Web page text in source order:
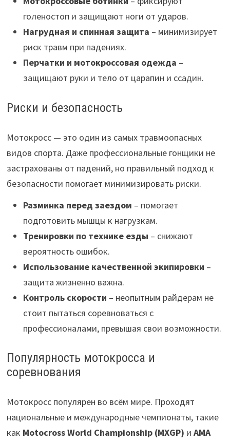
голеностоп и защищают ноги от ударов.
Нагрудная и спинная защита – минимизирует
риск травм при падениях.
Перчатки и мотокроссовая одежда –
защищают руки и тело от царапин и ссадин.
Риски и безопасность
Мотокросс — это один из самых травмоопасных
видов спорта. Даже профессиональные гонщики не
застрахованы от падений, но правильный подход к
безопасности помогает минимизировать риски.
Разминка перед заездом – помогает
подготовить мышцы к нагрузкам.
Тренировки по технике езды – снижают
вероятность ошибок.
Использование качественной экипировки –
защита жизненно важна.
Контроль скорости – неопытным райдерам не
стоит пытаться соревноваться с
профессионалами, превышая свои возможности.
Популярность мотокросса и
соревнования
Мотокросс популярен во всём мире. Проходят
национальные и международные чемпионаты, такие
как Motocross World Championship (MXGP) и AMA